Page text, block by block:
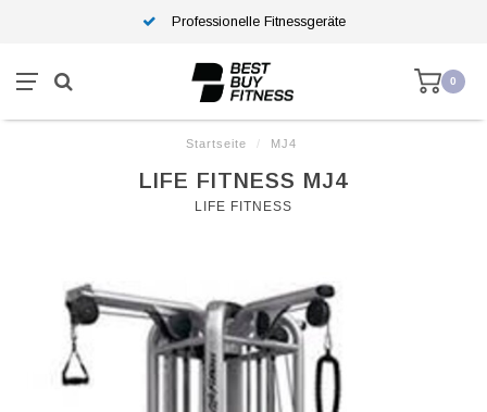
Professionelle Fitnessgeräte
0
Startseite / MJ4
LIFE FITNESS MJ4
LIFE FITNESS